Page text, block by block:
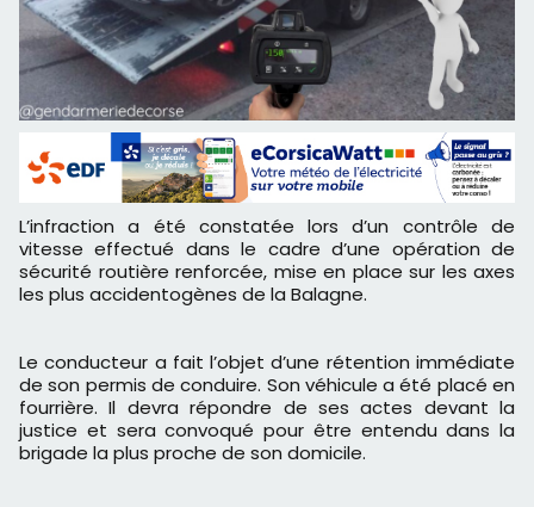
L’infraction a été constatée lors d’un contrôle de
vitesse effectué dans le cadre d’une opération de
sécurité routière renforcée, mise en place sur les axes
les plus accidentogènes de la Balagne.
Le conducteur a fait l’objet d’une rétention immédiate
de son permis de conduire. Son véhicule a été placé en
fourrière. Il devra répondre de ses actes devant la
justice et sera convoqué pour être entendu dans la
brigade la plus proche de son domicile.